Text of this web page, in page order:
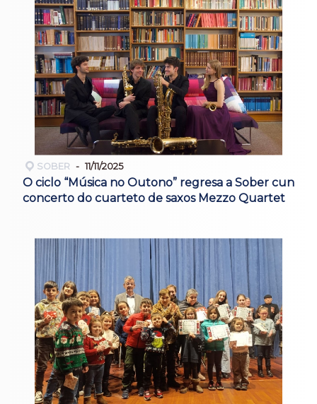
SOBER 11/11/2025
O ciclo “Música no Outono” regresa a Sober cun
concerto do cuarteto de saxos Mezzo Quartet